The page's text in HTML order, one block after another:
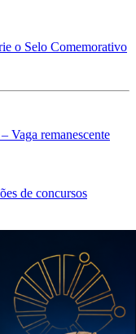
o Selo Comemorativo
Vaga remanescente
de concursos